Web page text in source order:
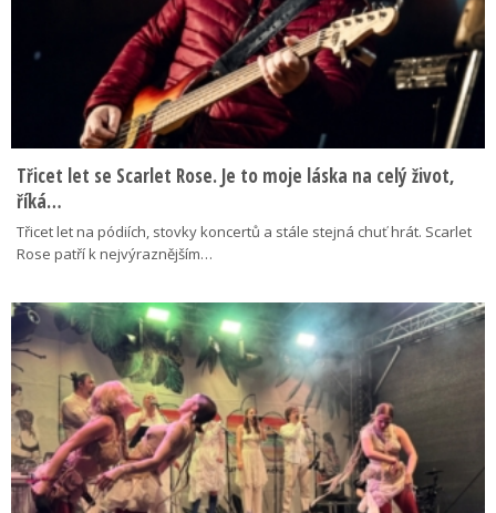
Třicet let se Scarlet Rose. Je to moje láska na celý život,
říká…
Třicet let na pódiích, stovky koncertů a stále stejná chuť hrát. Scarlet
Rose patří k nejvýraznějším…